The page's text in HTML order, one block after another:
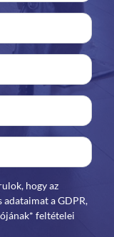
hogy az
adataimat a GDPR,
feltételei